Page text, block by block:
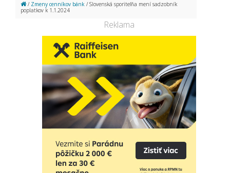
/ Zmeny cenníkov bánk / Slovenská sporiteľňa mení sadzobník
poplatkov k 1.1.2024
Reklama